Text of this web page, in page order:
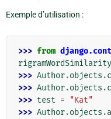
Exemple d’utilisation :
>>> from
rigramWordSimilarity
>>> Author.objects .
>>> Author.objects .
>>> test =
"Kat"
>>> Author.objects .